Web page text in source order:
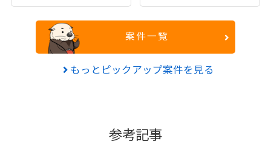
案件一覧
もっとピックアップ案件を見る
参考記事